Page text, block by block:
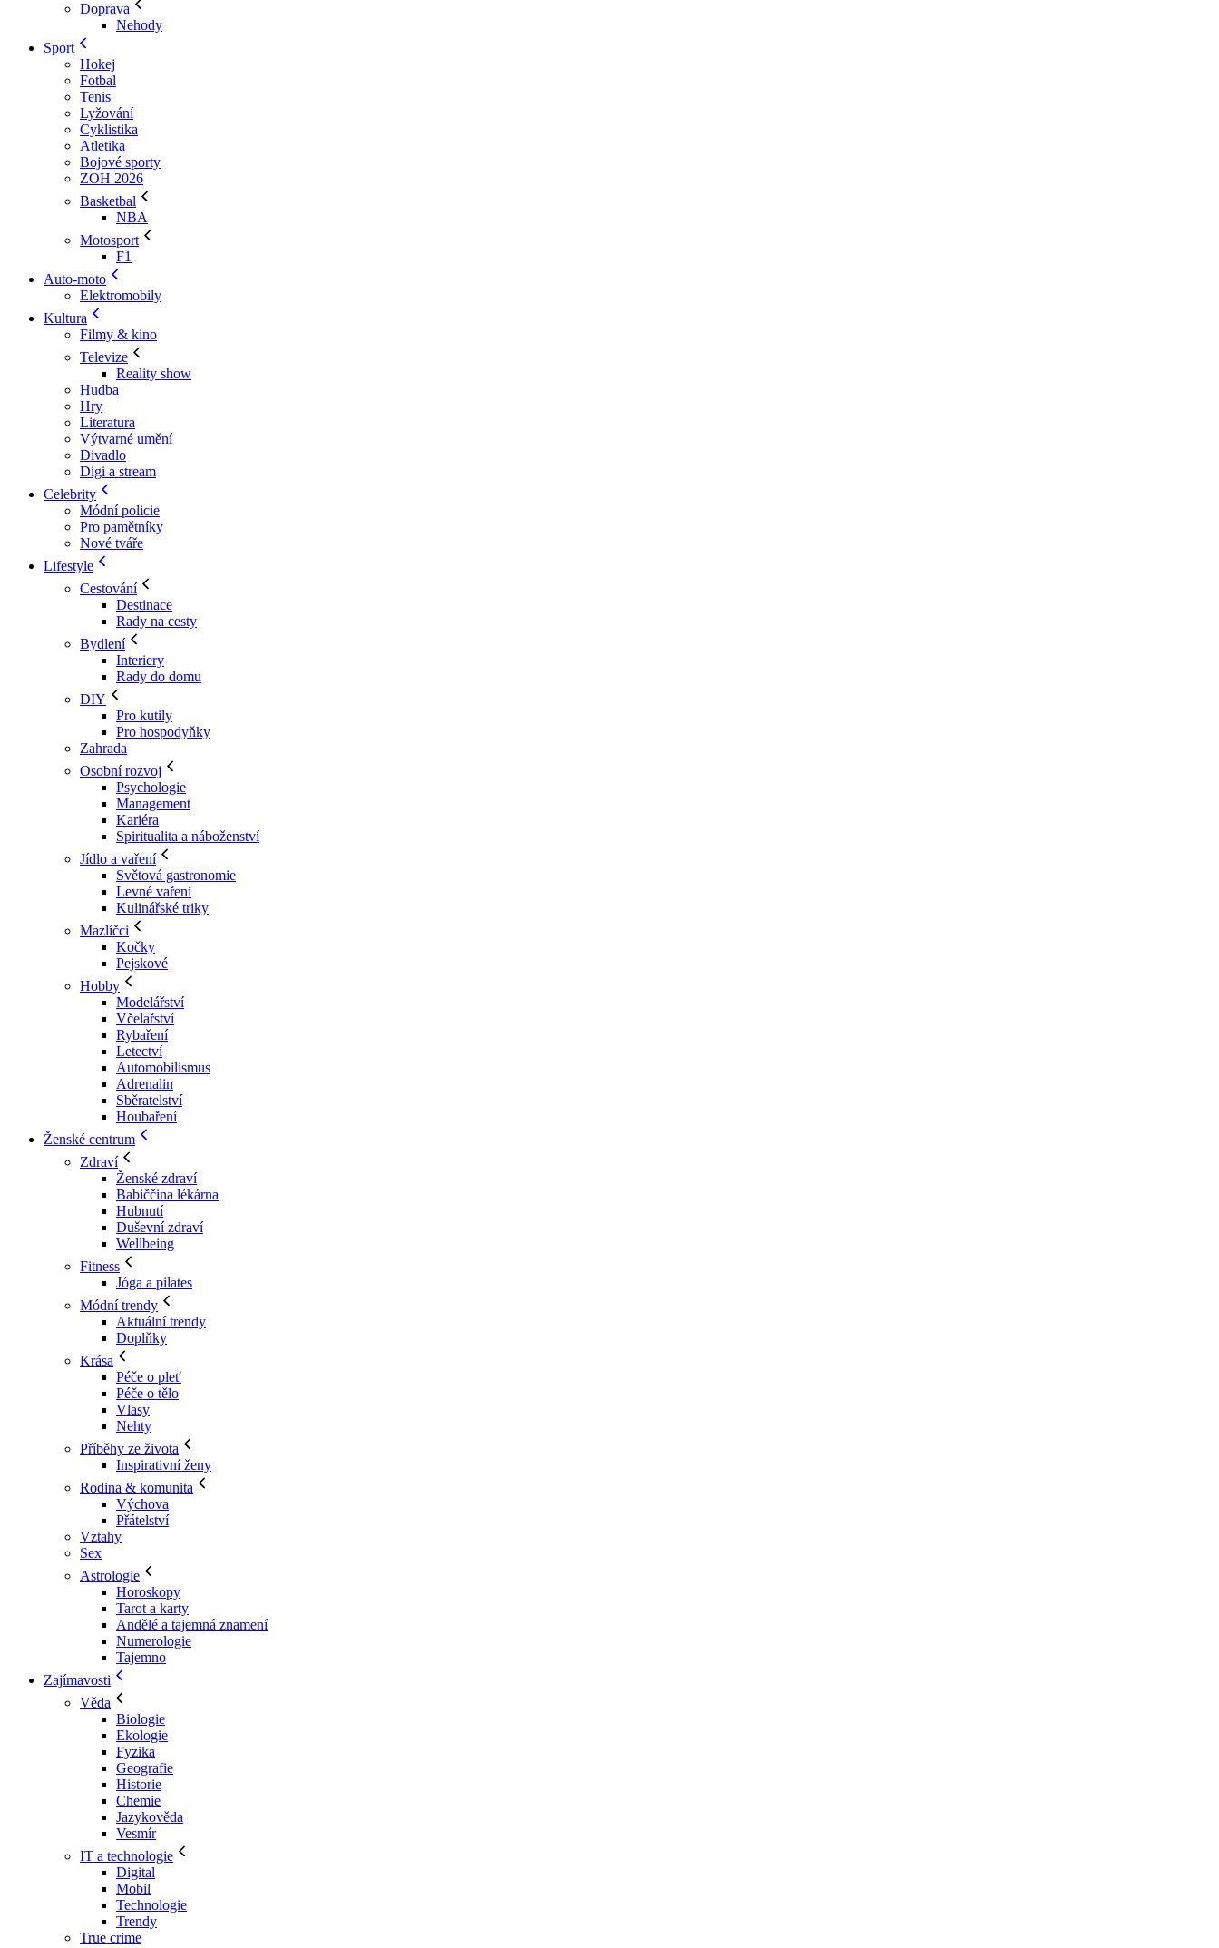
Doprava
Nehody
Sport
Hokej
Fotbal
Tenis
Lyžování
Cyklistika
Atletika
Bojové sporty
ZOH 2026
Basketbal
NBA
Motosport
F1
Auto-moto
Elektromobily
Kultura
Filmy & kino
Televize
Reality show
Hudba
Hry
Literatura
Výtvarné umění
Divadlo
Digi a stream
Celebrity
Módní policie
Pro pamětníky
Nové tváře
Lifestyle
Cestování
Destinace
Rady na cesty
Bydlení
Interiery
Rady do domu
DIY
Pro kutily
Pro hospodyňky
Zahrada
Osobní rozvoj
Psychologie
Management
Kariéra
Spiritualita a náboženství
Jídlo a vaření
Světová gastronomie
Levné vaření
Kulinářské triky
Mazlíčci
Kočky
Pejskové
Hobby
Modelářství
Včelařství
Rybaření
Letectví
Automobilismus
Adrenalin
Sběratelství
Houbaření
Ženské centrum
Zdraví
Ženské zdraví
Babiččina lékárna
Hubnutí
Duševní zdraví
Wellbeing
Fitness
Jóga a pilates
Módní trendy
Aktuální trendy
Doplňky
Krása
Péče o pleť
Péče o tělo
Vlasy
Nehty
Příběhy ze života
Inspirativní ženy
Rodina & komunita
Výchova
Přátelství
Vztahy
Sex
Astrologie
Horoskopy
Tarot a karty
Andělé a tajemná znamení
Numerologie
Tajemno
Zajímavosti
Věda
Biologie
Ekologie
Fyzika
Geografie
Historie
Chemie
Jazykověda
Vesmír
IT a technologie
Digital
Mobil
Technologie
Trendy
True crime